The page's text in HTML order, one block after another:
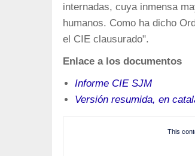
internadas, cuya inmensa
humanos. Como ha dicho
el CIE clausurado".
Enlace a los documentos
Informe CIE SJM
Versión resumida, en
This